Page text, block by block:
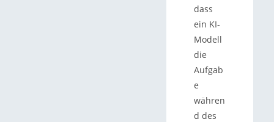
dass
ein KI-
Modell
die
Aufgab
e
währen
d des